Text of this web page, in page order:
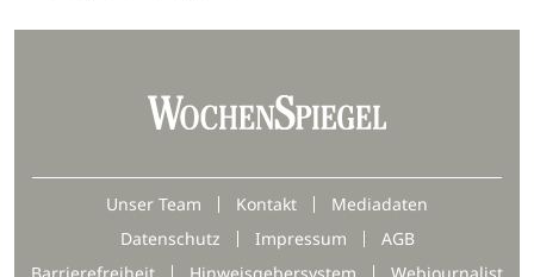
Unser Team Kontakt
Mediadaten
Datenschutz
Impressum
AGB